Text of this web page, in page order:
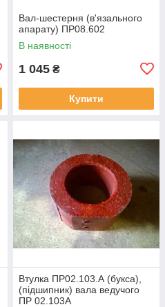
Вал-шестерня (в'язального
апарату) ПР08.602
В наявності
1 045 ₴
Купити
Втулка ПР02.103.А (букса),
(підшипник) вала ведучого
ПР 02.103А